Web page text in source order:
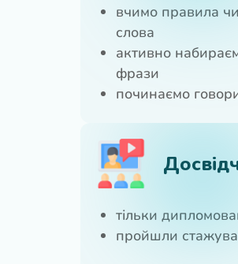
вчимо правила
слова
активно
фрази
починаємо
тільки
пройшли